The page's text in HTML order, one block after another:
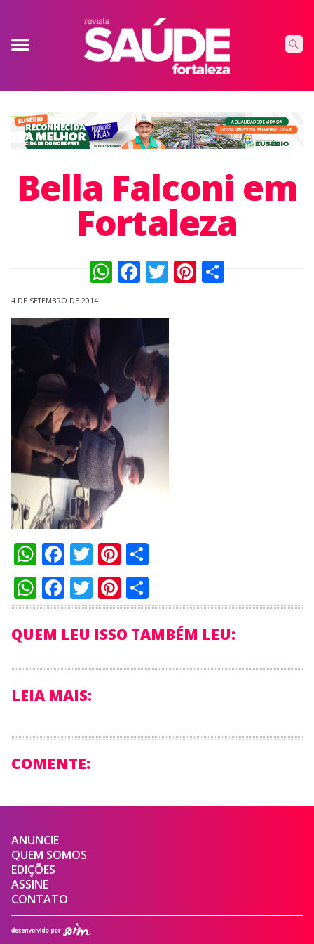
Bella Falconi em
Fortaleza
WhatsApp
Facebook
TwitterPinterest
4 DE SETEMBRO DE 2014
WhatsApp
Facebook
Twitter
Pinterest
Compartilhar
WhatsApp
Facebook
Twitter
Pinterest
Compartilhar
QUEM LEU ISSO TAMBÉM LEU:
LEIA MAIS:
COMENTE:
ANUNCIE
QUEM SOMOS
EDIÇÕES
ASSINE
CONTATO